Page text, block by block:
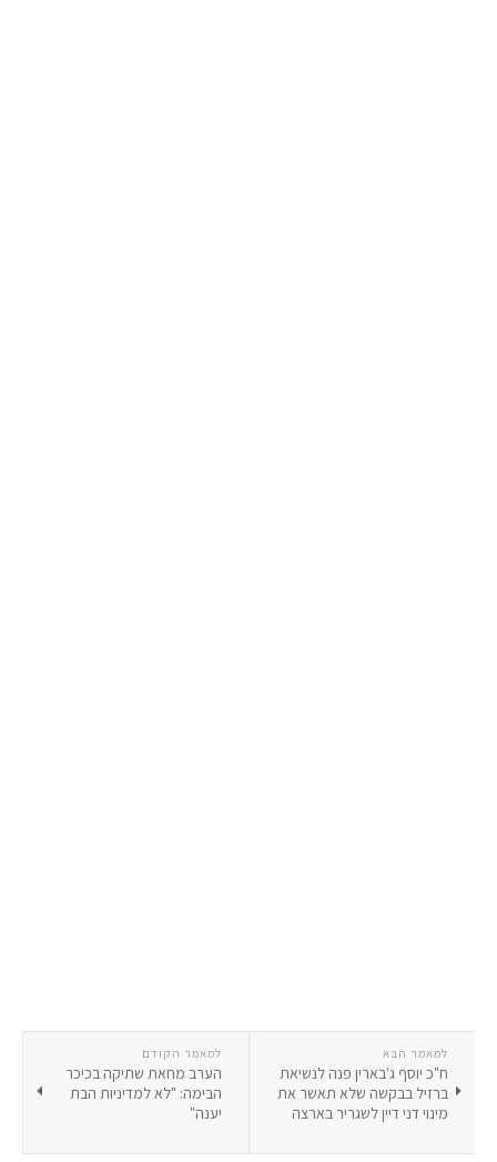
למאמר הקודם
הערב מחאת שתיקה בכיכר
הבימה: "לא למדיניות הבת
יענה"
למאמר הבא
ח"כ יוסף ג'בארין פנה לנשיאת
ברזיל בבקשה שלא תאשר את
מינוי דני דיין לשגריר בארצה